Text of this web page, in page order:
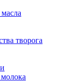
творога